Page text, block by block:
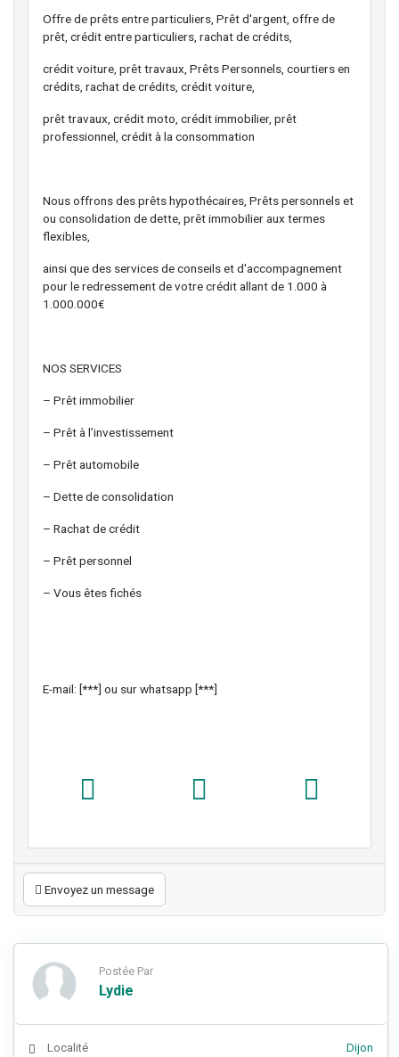
Offre de prêts entre particuliers, Prêt d'argent, offre de
prêt, crédit entre particuliers, rachat de crédits,
crédit voiture, prêt travaux, Prêts Personnels, courtiers en
crédits, rachat de crédits, crédit voiture,
prêt travaux, crédit moto, crédit immobilier, prêt
professionnel, crédit à la consommation
Nous offrons des prêts hypothécaires, Prêts personnels et
ou consolidation de dette, prêt immobilier aux termes
flexibles,
ainsi que des services de conseils et d'accompagnement
pour le redressement de votre crédit allant de 1.000 à
1.000.000€
NOS SERVICES
– Prêt immobilier
– Prêt à l’investissement
– Prêt automobile
– Dette de consolidation
– Rachat de crédit
– Prêt personnel
– Vous êtes fichés
E-mail: [***] ou sur whatsapp [***]
Envoyez un message
Postée Par
Lydie
Localité Dijon